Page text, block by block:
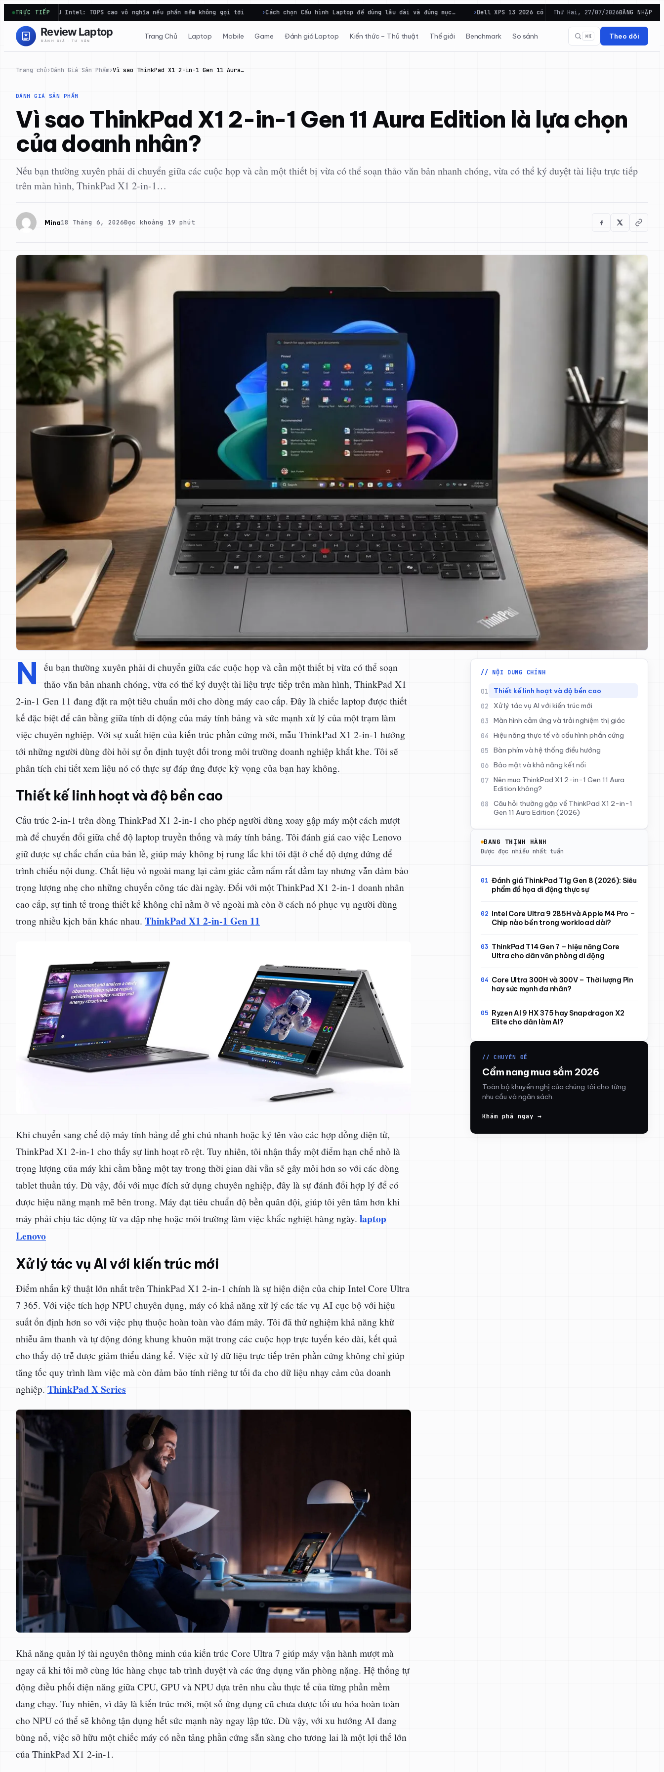
Chuyển
đến
phần
TRỰC TIẾP
Intel: TOPS cao vô nghĩa nếu phần mềm không gọi tới Cách chọn Cấu hình Laptop để dùng lâu dài và đúng mục… Dell XPS 13 2026 có đủ cân bằng cho công việc di… PowerToys
Thứ Hai, 27/07/2026ĐĂNG NHẬP
Trang Chủ Laptop Mobile Game Đánh giá Laptop Kiến thức – Thủ thuật Thế giới Benchmark So sánh ⌘K Theo dõi
Trang chủ›Đánh Giá Sản Phẩm›Vì sao ThinkPad X1 2-in-1 Gen 11 Aura…
ĐÁNH GIÁ SẢN PHẨM
Vì sao ThinkPad X1 2-in-1 Gen 11 Aura Edition là lựa chọn
của doanh nhân?
Nếu bạn thường xuyên phải di chuyển giữa các cuộc họp và cần một thiết bị vừa có thể soạn thảo văn bản nhanh chóng, vừa có thể ký duyệt tài liệu trực tiếp
trên màn hình, ThinkPad X1 2-in-1…
Mina18 Tháng 6, 2026Đọc khoảng 19 phút
N
ếu bạn thường xuyên phải di chuyển giữa các cuộc họp và cần một thiết bị vừa có thể soạn
thảo văn bản nhanh chóng, vừa có thể ký duyệt tài liệu trực tiếp trên màn hình, ThinkPad X1
2-in-1 Gen 11 đang đặt ra một tiêu chuẩn mới cho dòng máy cao cấp. Đây là chiếc laptop được thiết
kế đặc biệt để cân bằng giữa tính di động của máy tính bảng và sức mạnh xử lý của một trạm làm
việc chuyên nghiệp. Với sự xuất hiện của kiến trúc phần cứng mới, mẫu ThinkPad X1 2-in-1 hướng
tới những người dùng đòi hỏi sự ổn định tuyệt đối trong môi trường doanh nghiệp khắt khe. Tôi sẽ
phân tích chi tiết xem liệu nó có thực sự đáp ứng được kỳ vọng của bạn hay không.
Thiết kế linh hoạt và độ bền cao
Cấu trúc 2-in-1 trên dòng ThinkPad X1 2-in-1 cho phép người dùng xoay gập máy một cách mượt
mà để chuyển đổi giữa chế độ laptop truyền thống và máy tính bảng. Tôi đánh giá cao việc Lenovo
giữ được sự chắc chắn của bản lề, giúp máy không bị rung lắc khi tôi đặt ở chế độ dựng đứng để
trình chiếu nội dung. Chất liệu vỏ ngoài mang lại cảm giác cầm nắm rất đầm tay nhưng vẫn đảm bảo
trọng lượng nhẹ cho những chuyến công tác dài ngày. Đối với một ThinkPad X1 2-in-1 doanh nhân
cao cấp, sự tinh tế trong thiết kế không chỉ nằm ở vẻ ngoài mà còn ở cách nó phục vụ người dùng
trong nhiều kịch bản khác nhau. ThinkPad X1 2-in-1 Gen 11
Khi chuyển sang chế độ máy tính bảng để ghi chú nhanh hoặc ký tên vào các hợp đồng điện tử,
ThinkPad X1 2-in-1 cho thấy sự linh hoạt rõ rệt. Tuy nhiên, tôi nhận thấy một điểm hạn chế nhỏ là
trọng lượng của máy khi cầm bằng một tay trong thời gian dài vẫn sẽ gây mỏi hơn so với các dòng
tablet thuần túy. Dù vậy, đối với mục đích sử dụng chuyên nghiệp, đây là sự đánh đổi hợp lý để có
được hiệu năng mạnh mẽ bên trong. Máy đạt tiêu chuẩn độ bền quân đội, giúp tôi yên tâm hơn khi
máy phải chịu tác động từ va đập nhẹ hoặc môi trường làm việc khắc nghiệt hàng ngày. laptop
Lenovo
Xử lý tác vụ AI với kiến trúc mới
Điểm nhấn kỹ thuật lớn nhất trên ThinkPad X1 2-in-1 chính là sự hiện diện của chip Intel Core Ultra
7 365. Với việc tích hợp NPU chuyên dụng, máy có khả năng xử lý các tác vụ AI cục bộ với hiệu
suất ổn định hơn so với việc phụ thuộc hoàn toàn vào đám mây. Tôi đã thử nghiệm khả năng khử
nhiễu âm thanh và tự động đóng khung khuôn mặt trong các cuộc họp trực tuyến kéo dài, kết quả
cho thấy độ trễ được giảm thiểu đáng kể. Việc xử lý dữ liệu trực tiếp trên phần cứng không chỉ giúp
tăng tốc quy trình làm việc mà còn đảm bảo tính riêng tư tối đa cho dữ liệu nhạy cảm của doanh
nghiệp. ThinkPad X Series
Khả năng quản lý tài nguyên thông minh của kiến trúc Core Ultra 7 giúp máy vận hành mượt mà
ngay cả khi tôi mở cùng lúc hàng chục tab trình duyệt và các ứng dụng văn phòng nặng. Hệ thống tự
động điều phối điện năng giữa CPU, GPU và NPU dựa trên nhu cầu thực tế của từng phần mềm
đang chạy. Tuy nhiên, vì đây là kiến trúc mới, một số ứng dụng cũ chưa được tối ưu hóa hoàn toàn
cho NPU có thể sẽ không tận dụng hết sức mạnh này ngay lập tức. Dù vậy, với xu hướng AI đang
bùng nổ, việc sở hữu một chiếc máy có nền tảng phần cứng sẵn sàng cho tương lai là một lợi thế lớn
của ThinkPad X1 2-in-1.
// NỘI DUNG CHÍNH
Thiết kế linh hoạt và độ bền cao
Xử lý tác vụ AI với kiến trúc mới
Màn hình cảm ứng và trải nghiệm thị giác
Hiệu năng thực tế và cấu hình phần cứng
Bàn phím và hệ thống điều hướng
Bảo mật và khả năng kết nối
Nên mua ThinkPad X1 2-in-1 Gen 11 Aura
Edition không?
Câu hỏi thường gặp về ThinkPad X1 2-in-1
Gen 11 Aura Edition (2026)
ĐANG THỊNH HÀNH
Được đọc nhiều nhất tuần
Đánh giá ThinkPad T1g Gen 8 (2026): Siêu
phẩm đồ họa di động thực sự
Intel Core Ultra 9 285H và Apple M4 Pro –
Chip nào bền trong workload dài?
ThinkPad T14 Gen 7 – hiệu năng Core
Ultra cho dân văn phòng di động
Core Ultra 300H và 300V – Thời lượng Pin
hay sức mạnh đa nhân?
Ryzen AI 9 HX 375 hay Snapdragon X2
Elite cho dân làm AI?
// CHUYÊN ĐỀ
Cẩm nang mua sắm 2026
Toàn bộ khuyến nghị của chúng tôi cho từng
nhu cầu và ngân sách.
Khám phá ngay →